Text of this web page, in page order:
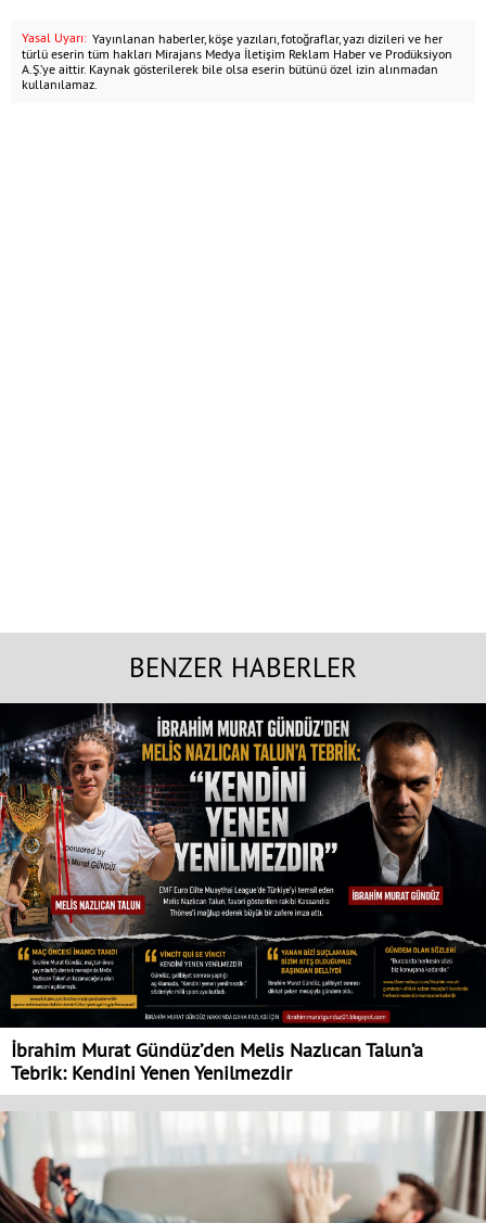
Yasal Uyarı: Yayınlanan haberler, köşe yazıları, fotoğraflar, yazı dizileri ve her
türlü eserin tüm hakları Mirajans Medya İletişim Reklam Haber ve Prodüksiyon
A.Ş.’ye aittir. Kaynak gösterilerek bile olsa eserin bütünü özel izin alınmadan
kullanılamaz.
BENZER HABERLER
İbrahim Murat Gündüz’den Melis Nazlıcan Talun’a
Tebrik: Kendini Yenen Yenilmezdir